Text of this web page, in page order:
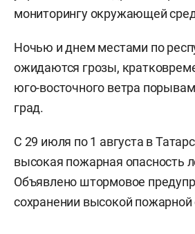
мониторингу окружающей
Ночью и днем местами по
ожидаются грозы,
юго-восточного ветра
град.
С 29 июля по 1 августа в
высокая пожарная опасность
Объявлено штормовое
сохранении высокой пожарной